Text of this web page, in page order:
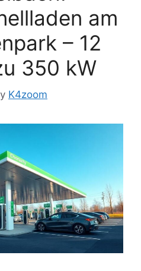
am
– 12
350 kW
K4zoom